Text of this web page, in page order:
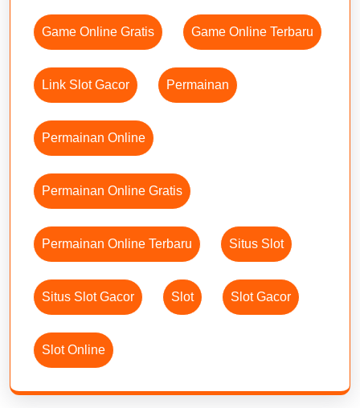
Game Online Gratis Game Online Terbaru
Link Slot Gacor Permainan
Permainan Online
Permainan Online Gratis
Permainan Online Terbaru Situs Slot
Situs Slot Gacor Slot Slot Gacor
Slot Online